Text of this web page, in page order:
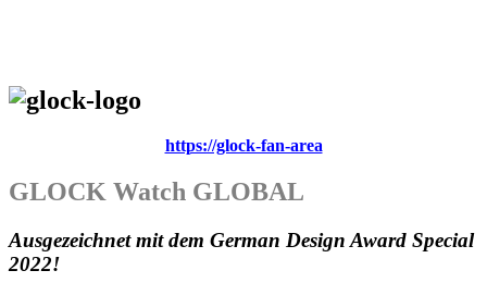
https://glock-fan-area
GLOCK Watch GLOBAL
Ausgezeichnet mit dem German Design Award Special
2022!